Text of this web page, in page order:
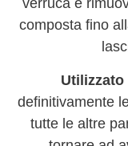
verruca e
composta fino
definitivamente
tutte le altre